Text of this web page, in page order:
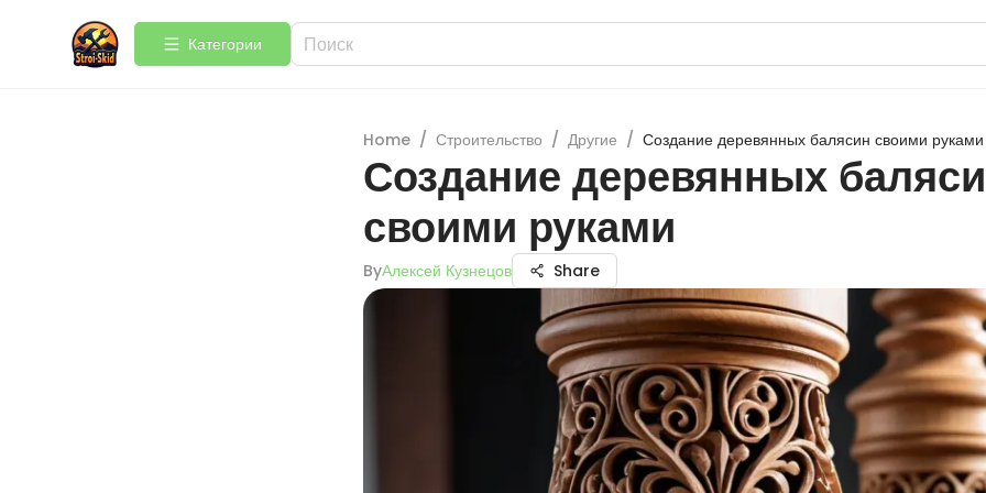
Категории
Home / Строительство / Другие / Создание деревянных балясин своими руками
Создание деревянных
своими руками
ByАлексей Кузнецов Share